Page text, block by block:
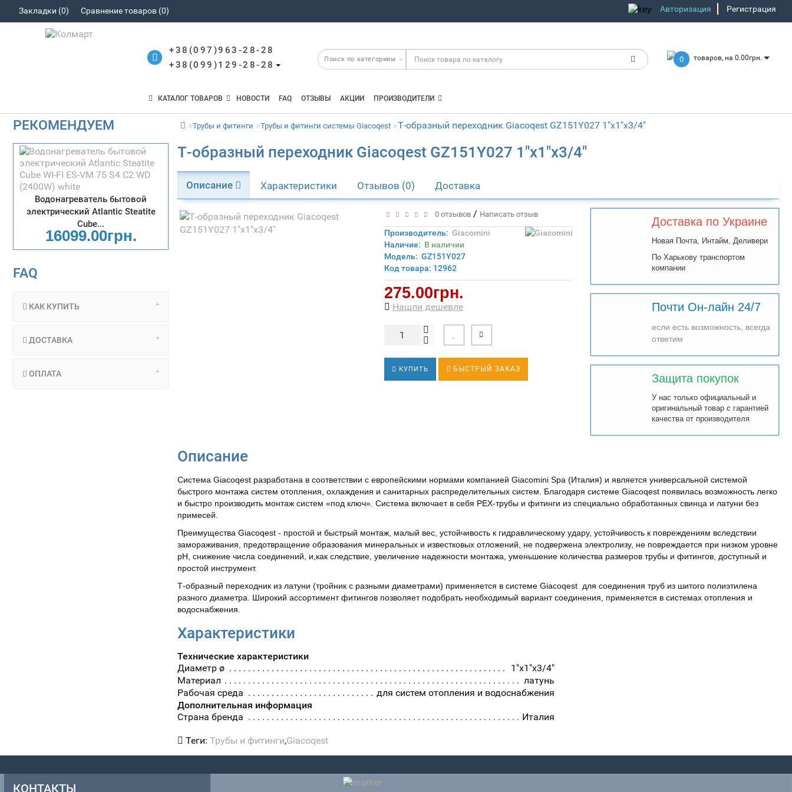
Закладки (0) Сравнение товаров (0) Авторизация Регистрация
+38(097)963-28-28
+38(099)129-28-28
КАТАЛОГ ТОВАРОВ НОВОСТИ FAQ ОТЗЫВЫ АКЦИИ ПРОИЗВОДИТЕЛИ
0 товаров, на 0.00грн.
РЕКОМЕНДУЕМ
Водонагреватель бытовой
электрический Atlantic Steatite
Cube...
16099.00грн.
FAQ
КАК КУПИТЬ
ДОСТАВКА
ОПЛАТА
Трубы и фитинги Трубы и фитинги системы Giacoqest Т-образный переходник Giacoqest GZ151Y027 1"x1"x3/4"
Т-образный переходник Giacoqest GZ151Y027 1"x1"x3/4"
Описание Характеристики Отзывов (0) Доставка
0 отзывов / Написать отзыв
Производитель: Giacomini
Наличие: В наличии
Модель: GZ151Y027
Код товара: 12962
275.00грн.
Нашли дешевле
КУПИТЬ БЫСТРЫЙ ЗАКАЗ
Доставка по Украине
Новая Почта, Интайм, Деливери
По Харькову транспортом
компании
Почти Он-лайн 24/7
если есть возможность, всегда
ответим
Защита покупок
У нас только официальный и
оригинальный товар с гарантией
качества от производителя
Описание
Система Giacoqest разработана в соответствии с европейскими нормами компанией Giacomini Spa (Италия) и является универсальной системой
быстрого монтажа систем отопления, охлаждения и санитарных распределительных систем. Благодаря системе Giacoqest появилась возможность легко
и быстро производить монтаж систем «под ключ». Система включает в себя РЕХ-трубы и фитинги из специально обработанных свинца и латуни без
примесей.
Преимущества Giacoqest - простой и быстрый монтаж, малый вес, устойчивость к гидравлическому удару, устойчивость к повреждениям вследствии
замораживания, предотвращение образования минеральных и известковых отложений, не подвержена электролизу, не повреждается при низком уровне
рН, снижение числа соединений, и,как следствие, увеличение надежности монтажа, уменьшение количества размеров трубы и фитингов, доступный и
простой инструмент.
Т-образный переходник из латуни (тройник с разными диаметрами) применяется в системе Giacoqest для соединения труб из шитого полиэтилена
разного диаметра. Широкий ассортимент фитингов позволяет подобрать необходимый вариант соединения, применяется в системах отопления и
водоснабжения.
Характеристики
Технические характеристики
Диаметр ø
1"x1"x3/4"
Материал
латунь
Рабочая среда
для систем отопления и водоснабжения
Дополнительная информация
Страна бренда
Италия
Теги:Трубы и фитинги,Giacoqest
КОНТАКТЫ